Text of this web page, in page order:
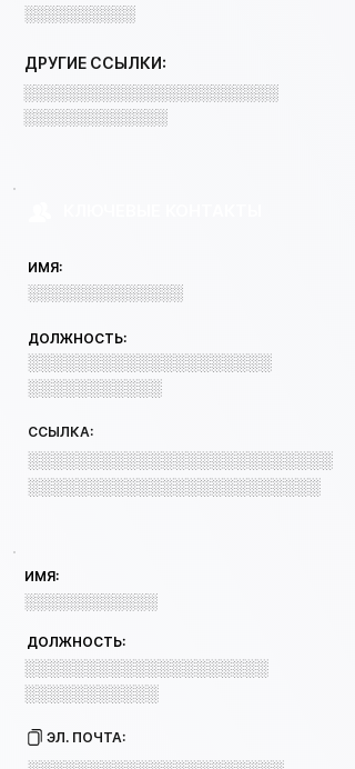
░░░░░░░░░░
ДРУГИЕ ССЫЛКИ:
░░░░░░░░░░░░░░░░░░░░░░░
░░░░░░░░░░░░░
ИМЯ:
░░░░░░░░░░░░░░
ДОЛЖНОСТЬ:
░░░░░░░░░░░░░░░░░░░░
░░░░░░░░░░░
ССЫЛКА:
░░░░░░░░░░░░░░░░░░░░░░░░░
░░░░░░░░░░░░░░░░░░░░░░░░
ИМЯ:
░░░░░░░░░░░░
ДОЛЖНОСТЬ:
░░░░░░░░░░░░░░░░░░░░
░░░░░░░░░░░
ЭЛ. ПОЧТА: